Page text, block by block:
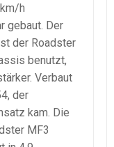
h
gebaut. Der
der Roadster
benutzt,
Verbaut
der
kam. Die
MF3